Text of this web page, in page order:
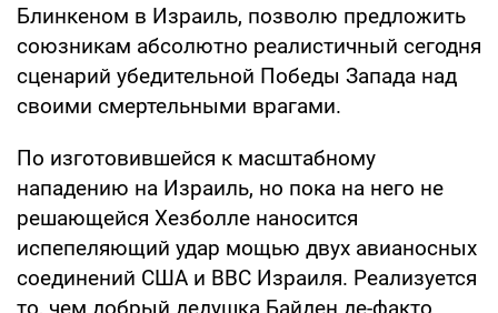
Блинкеном в Израиль, позволю предложить
союзникам абсолютно реалистичный сегодня
сценарий убедительной Победы Запада над
своими смертельными врагами.
По изготовившейся к масштабному
нападению на Израиль, но пока на него не
решающейся Хезболле наносится
испепеляющий удар мощью двух авианосных
соединений США и ВВС Израиля. Реализуется
то, чем добрый дедушка Байден де-факто